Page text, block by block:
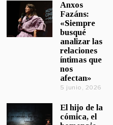
Anxos
Fazáns:
«Siempre
busqué
analizar las
relaciones
íntimas que
nos
afectan»
5 junio, 2026
El hijo de la
cómica, el